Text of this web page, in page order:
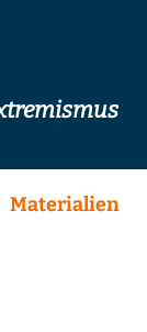
Materialien